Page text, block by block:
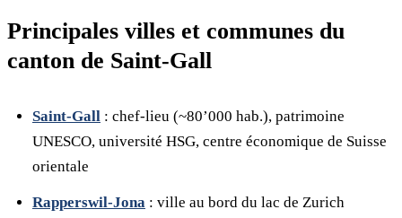
Principales villes et communes du
canton de Saint-Gall
Saint-Gall : chef-lieu (~80’000 hab.), patrimoine
UNESCO, université HSG, centre économique de Suisse
orientale
Rapperswil-Jona : ville au bord du lac de Zurich